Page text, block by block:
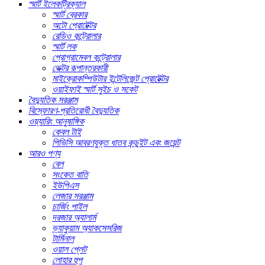
স্মার্ট ইলেকট্রিক্যাল
স্মার্ট ব্রেকার
অটো প্রোটেক্টর
রেডিও কন্ট্রোলার
স্মার্ট লক
প্রোগ্রামেবল কন্ট্রোলার
ভেক্টর রূপান্তরকারী
মাইক্রোকম্পিউটার ইন্টেলিজেন্ট প্রোটেক্টর
ওয়াইফাই স্মার্ট সুইচ ও সকেট
বৈদ্যুতিক সরঞ্জাম
বিস্ফোরণ-প্রতিরোধী বৈদ্যুতিক
ওয়্যারিং আনুষাঙ্গিক
কেবল টাই
পিভিসি আবরণযুক্ত ধাতব কন্ডুইট এবং জয়েন্ট
আরও পণ্য
বেল
সংকেত বাতি
ইউপিএস
লেজার সরঞ্জাম
চার্জিং পাইল
দরজার অ্যালার্ম
ভ্যাকুয়াম অ্যাকসেসরিজ
টার্মিনাল
ওয়াল প্লেট
লোহার হুপ